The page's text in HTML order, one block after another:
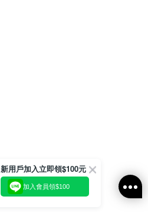
新用戶加入立即領$100元
加入會員領$100